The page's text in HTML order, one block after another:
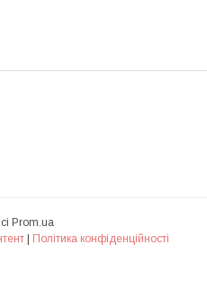
Prom.ua
| Політика конфіденційності